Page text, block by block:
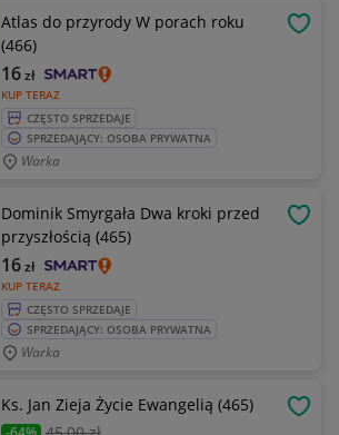
Atlas do przyrody W porach roku
(466)
KUP TERAZ
16zł
CZĘSTO SPRZEDAJE
SPRZEDAJĄCY: OSOBA PRYWATNA
Warka
Dominik Smyrgała Dwa kroki przed
przyszłością (465)
KUP TERAZ
16zł
CZĘSTO SPRZEDAJE
SPRZEDAJĄCY: OSOBA PRYWATNA
Warka
Ks. Jan Zieja Życie Ewangelią (465)